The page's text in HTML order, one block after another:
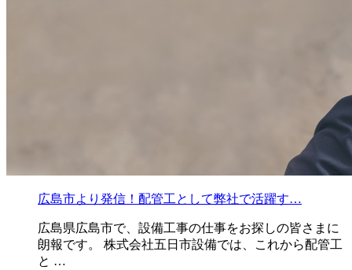
広島市より発信！配管工として弊社で活躍す…
広島県広島市で、設備工事の仕事をお探しの皆さまに
朗報です。 株式会社五日市設備では、これから配管工
と …